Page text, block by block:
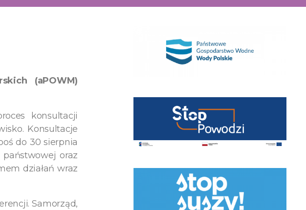
(aPOWM)
konsultacji
Konsultacje
do 30 sierpnia
oraz
działań wraz
Samorząd,